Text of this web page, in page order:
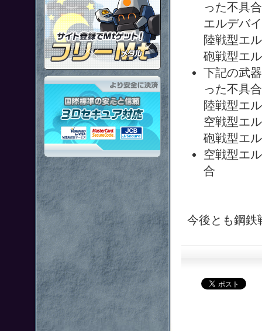
った不具合
エルデバ
陸戦型エ
砲戦型エ
下記の武
った不具合
陸戦型エ
空戦型エ
砲戦型エ
空戦型エ
合
今後とも鋼鉄
「鋼鉄戦記Ｃ２１」はより安